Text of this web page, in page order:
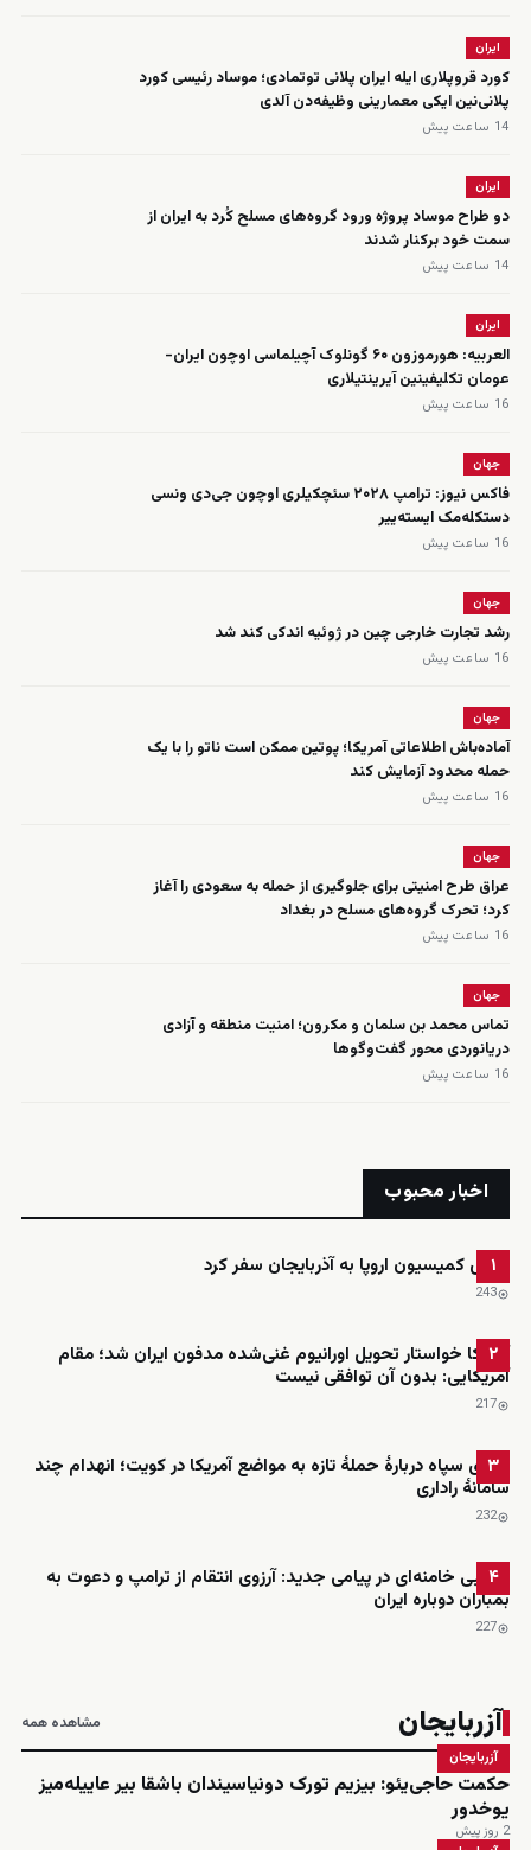
ایران
کورد قروپلاری ایله ایران پلانی توتمادی؛ موساد رئیسی کورد
پلانی‌نین ایکی معمارینی وظیفه‌دن آلدی
14 ساعت پیش
ایران
دو طراح موساد پروژه ورود گروه‌های مسلح کُرد به ایران از
سمت خود برکنار شدند
14 ساعت پیش
ایران
العربیه: هورموزون ۶۰ گونلوک آچیلماسی اوچون ایران-
عومان تکلیفینین آیرینتیلاری
16 ساعت پیش
جهان
فاکس نیوز: ترامپ ۲۰۲۸ سئچکیلری اوچون جی‌دی ونسی
دستکله‌مک ایسته‌ییر
16 ساعت پیش
جهان
رشد تجارت خارجی چین در ژوئیه اندکی کند شد
16 ساعت پیش
جهان
آماده‌باش اطلاعاتی آمریکا؛ پوتین ممکن است ناتو را با یک
حمله محدود آزمایش کند
16 ساعت پیش
جهان
عراق طرح امنیتی برای جلوگیری از حمله به سعودی را آغاز
کرد؛ تحرک گروه‌های مسلح در بغداد
16 ساعت پیش
جهان
تماس محمد بن سلمان و مکرون؛ امنیت منطقه و آزادی
دریانوردی محور گفت‌وگوها
16 ساعت پیش
اخبار محبوب
۱
رئیس کمیسیون اروپا به آذربایجان سفر کرد
243
۲
آمریکا خواستار تحویل اورانیوم غنی‌شده مدفون ایران شد؛ مقام
آمریکایی: بدون آن توافقی نیست
217
۳
ادعای سپاه دربارهٔ حملهٔ تازه به مواضع آمریکا در کویت؛ انهدام چند
سامانهٔ راداری
232
۴
مجتبی خامنه‌ای در پیامی جدید: آرزوی انتقام از ترامپ و دعوت به
بمباران دوباره ایران
227
آزربایجان مشاهده همه
آزربایجان
حکمت حاجی‌یئو: بیزیم تورک دونیاسیندان باشقا بیر عاییله‌میز
یوخدور
2 روز پیش